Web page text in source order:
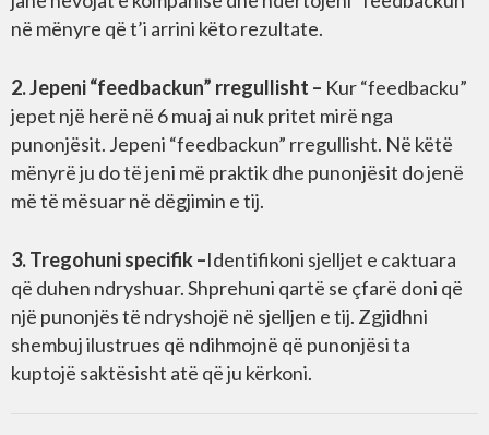
në mënyre që t’i arrini këto rezultate.
2. Jepeni “feedbackun” rregullisht – Kur “feedbacku”
jepet një herë në 6 muaj ai nuk pritet mirë nga
punonjësit. Jepeni “feedbackun” rregullisht. Në këtë
mënyrë ju do të jeni më praktik dhe punonjësit do jenë
më të mësuar në dëgjimin e tij.
3. Tregohuni specifik –Identifikoni sjelljet e caktuara
që duhen ndryshuar. Shprehuni qartë se çfarë doni që
një punonjës të ndryshojë në sjelljen e tij. Zgjidhni
shembuj ilustrues që ndihmojnë që punonjësi ta
kuptojë saktësisht atë që ju kërkoni.